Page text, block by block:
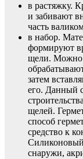
в растяжку.
и забивают
часть
в набор.
формируют
щели. Можно
затем
его. Данный
щелей.
способ
средство к
снаружи,